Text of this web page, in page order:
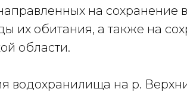
на сохранение
их обитания, а также на
области.
водохранилища на р.